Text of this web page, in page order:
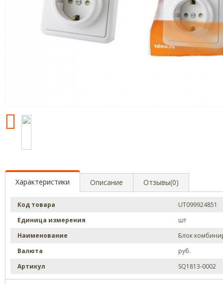
Характеристики Описание Отзывы(0)
Код товара
UT099924851
Единица измерения
шт
Наименование
Блок
Валюта
руб.
Артикул
SQ1813-0002